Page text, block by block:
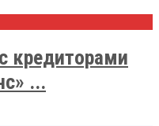
кредиторами
...